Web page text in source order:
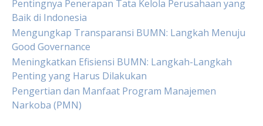
Pentingnya Penerapan Tata Kelola Perusahaan yang
Baik di Indonesia
Mengungkap Transparansi BUMN: Langkah Menuju
Good Governance
Meningkatkan Efisiensi BUMN: Langkah-Langkah
Penting yang Harus Dilakukan
Pengertian dan Manfaat Program Manajemen
Narkoba (PMN)